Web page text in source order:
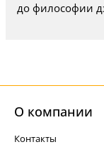
до философии
О компании
Контакты